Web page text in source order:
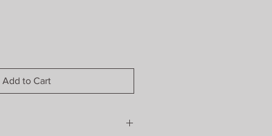
Add to Cart